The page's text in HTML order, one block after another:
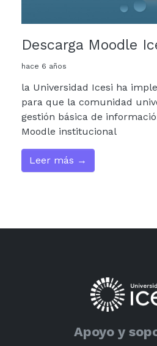
Descarga Moodle
hace 6 años
la Universidad Icesi ha
para que la comunidad
gestión básica de
Moodle institucional
Leer más →
Apoyo y